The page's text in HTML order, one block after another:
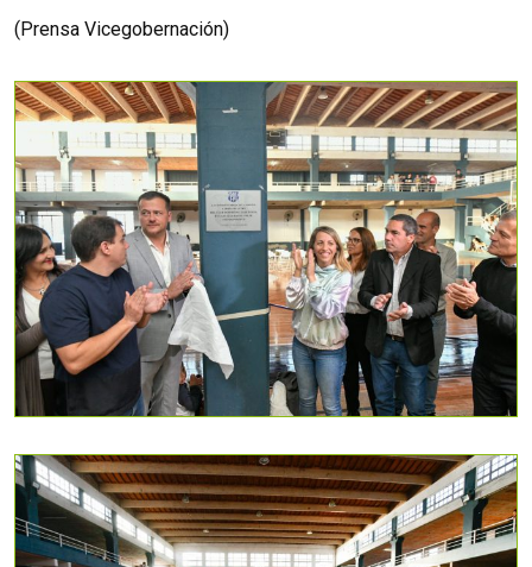
(Prensa Vicegobernación)